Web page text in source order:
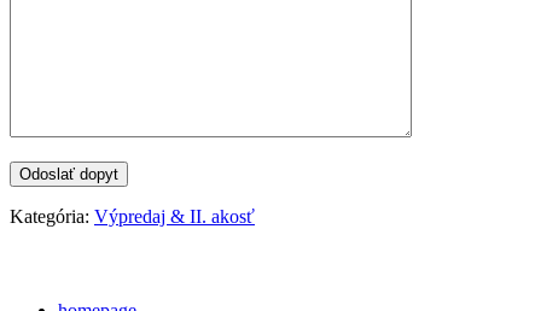
Kategória: Výpredaj & II. akosť